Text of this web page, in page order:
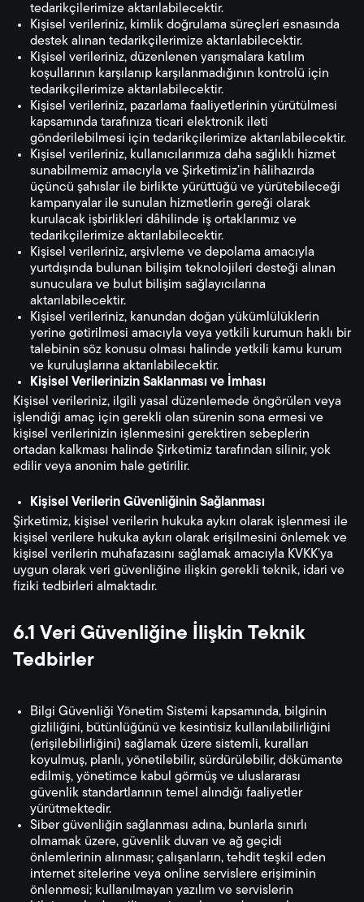
tedarikçilerimize aktarılabilecektir.
Kişisel verileriniz, kimlik doğrulama süreçleri esnasında
destek alınan tedarikçilerimize aktarılabilecektir.
Kişisel verileriniz, düzenlenen yarışmalara katılım
koşullarının karşılanıp karşılanmadığının kontrolü için
tedarikçilerimize aktarılabilecektir.
Kişisel verileriniz, pazarlama faaliyetlerinin yürütülmesi
kapsamında tarafınıza ticari elektronik ileti
gönderilebilmesi için tedarikçilerimize aktarılabilecektir.
Kişisel verileriniz, kullanıcılarımıza daha sağlıklı hizmet
sunabilmemiz amacıyla ve Şirketimiz’in hâlihazırda
üçüncü şahıslar ile birlikte yürüttüğü ve yürütebileceği
kampanyalar ile sunulan hizmetlerin gereği olarak
kurulacak işbirlikleri dâhilinde iş ortaklarımız ve
tedarikçilerimize aktarılabilecektir.
Kişisel verileriniz, arşivleme ve depolama amacıyla
yurtdışında bulunan bilişim teknolojileri desteği alınan
sunuculara ve bulut bilişim sağlayıcılarına
aktarılabilecektir.
Kişisel verileriniz, kanundan doğan yükümlülüklerin
yerine getirilmesi amacıyla veya yetkili kurumun haklı bir
talebinin söz konusu olması halinde yetkili kamu kurum
ve kuruluşlarına aktarılabilecektir.
Kişisel Verilerinizin Saklanması ve İmhası
Kişisel verileriniz, ilgili yasal düzenlemede öngörülen veya
işlendiği amaç için gerekli olan sürenin sona ermesi ve
kişisel verilerinizin işlenmesini gerektiren sebeplerin
ortadan kalkması halinde Şirketimiz tarafından silinir, yok
edilir veya anonim hale getirilir.
Kişisel Verilerin Güvenliğinin Sağlanması
Şirketimiz, kişisel verilerin hukuka aykırı olarak işlenmesi ile
kişisel verilere hukuka aykırı olarak erişilmesini önlemek ve
kişisel verilerin muhafazasını sağlamak amacıyla KVKK’ya
uygun olarak veri güvenliğine ilişkin gerekli teknik, idari ve
fiziki tedbirleri almaktadır.
6.1 Veri Güvenliğine İlişkin Teknik
Tedbirler
Bilgi Güvenliği Yönetim Sistemi kapsamında, bilginin
gizliliğini, bütünlüğünü ve kesintisiz kullanılabilirliğini
(erişilebilirliğini) sağlamak üzere sistemli, kuralları
koyulmuş, planlı, yönetilebilir, sürdürülebilir, dökümante
edilmiş, yönetimce kabul görmüş ve uluslararası
güvenlik standartlarının temel alındığı faaliyetler
yürütmektedir.
Siber güvenliğin sağlanması adına, bunlarla sınırlı
olmamak üzere, güvenlik duvarı ve ağ geçidi
önlemlerinin alınması; çalışanların, tehdit teşkil eden
internet sitelerine veya online servislere erişiminin
önlenmesi; kullanılmayan yazılım ve servislerin